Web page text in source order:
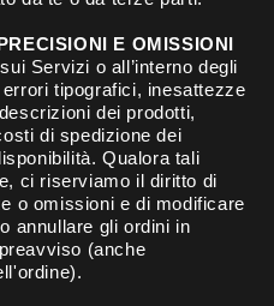
E OMISSIONI
Servizi o all’interno degli
tipografici, inesattezze
dei prodotti,
di spedizione dei
Qualora tali
ci riserviamo il diritto di
o omissioni e di modificare
annullare gli ordini in
(anche